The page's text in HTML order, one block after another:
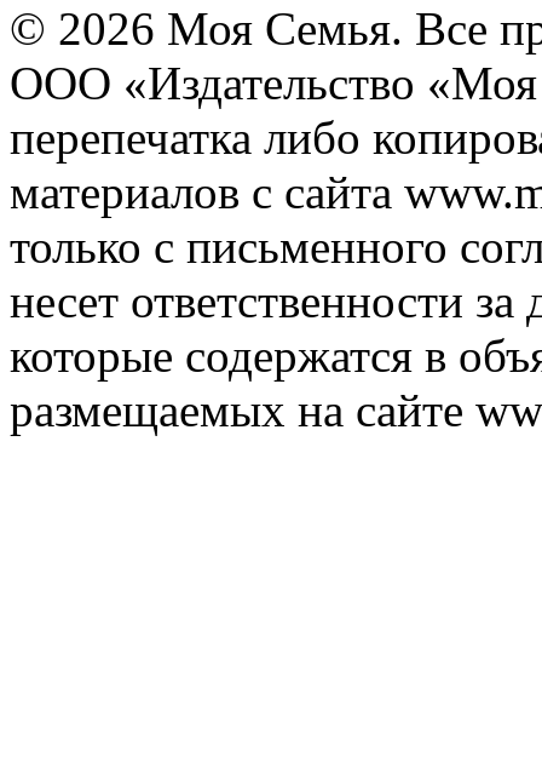
© 2026 Моя Семья. Все
ООО «Издательство
перепечатка либо
материалов с сайта
только с письменного
несет ответственности
которые содержатся в
размещаемых на сайте